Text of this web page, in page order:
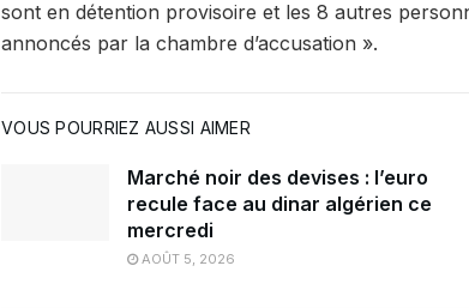
sont en détention provisoire et les 8 autres
annoncés par la chambre d’accusation ».
VOUS POURRIEZ AUSSI AIMER
Marché noir des devises : l’euro
recule face au dinar algérien ce
mercredi
AOÛT 5, 2026